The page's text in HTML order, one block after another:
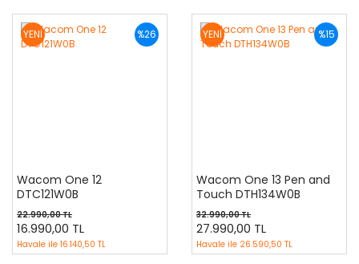
%26
YENİ
Wacom One 12
DTC121W0B
22.990,00 TL
16.990,00 TL
Havale ile 16.140,50 TL
%15
YENİ
Wacom One 13 Pen and
Touch DTH134W0B
32.990,00 TL
27.990,00 TL
Havale ile 26.590,50 TL